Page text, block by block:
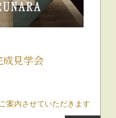
見学会
案内させていただきます